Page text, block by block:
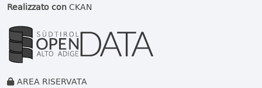
Realizzato conCKAN
AREA RISERVATA